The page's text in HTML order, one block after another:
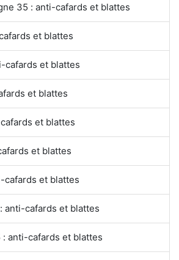
35 : anti-cafards et blattes
et blattes
cafards et blattes
et blattes
et blattes
et blattes
cafards et blattes
anti-cafards et blattes
anti-cafards et blattes